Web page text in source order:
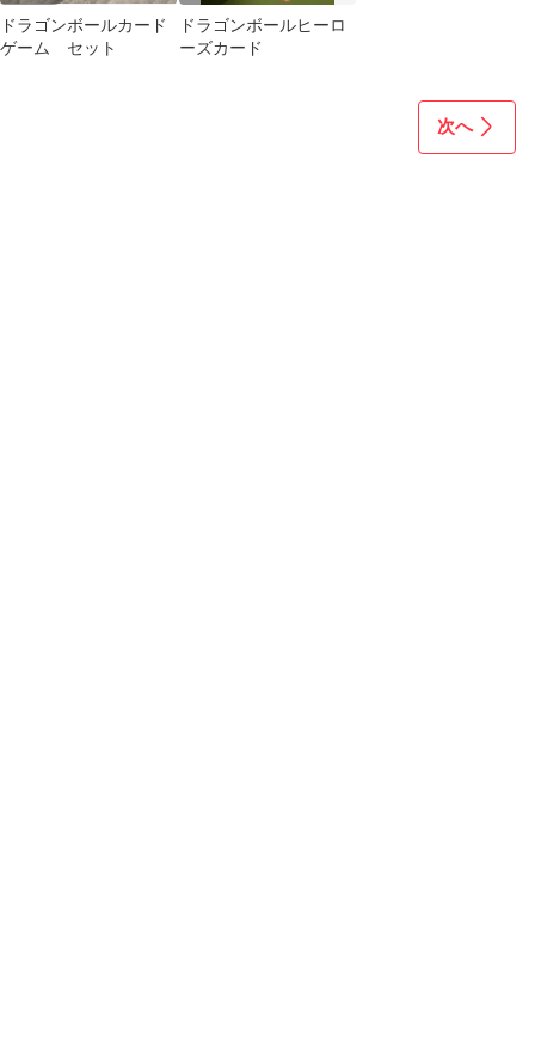
ドラゴンボールカード
ゲーム セット
ドラゴンボールヒーロ
ーズカード
次へ